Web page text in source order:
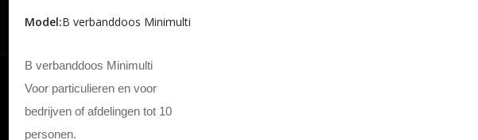
Model:B verbanddoos Minimulti
B verbanddoos Minimulti
Voor particulieren en voor
bedrijven of afdelingen tot 10
personen.